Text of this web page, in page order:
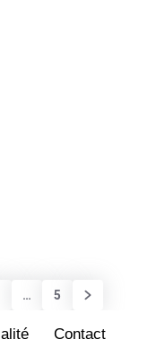
… 5
Contact